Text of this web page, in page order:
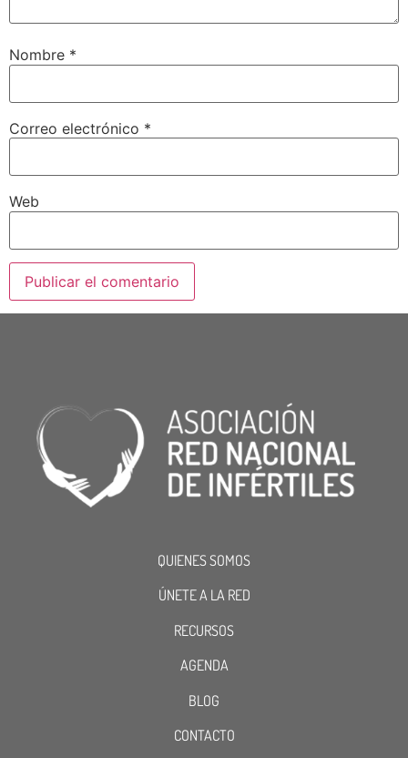
Nombre *
Correo electrónico *
Web
QUIENES SOMOS
ÚNETE A LA RED
RECURSOS
AGENDA
BLOG
CONTACTO